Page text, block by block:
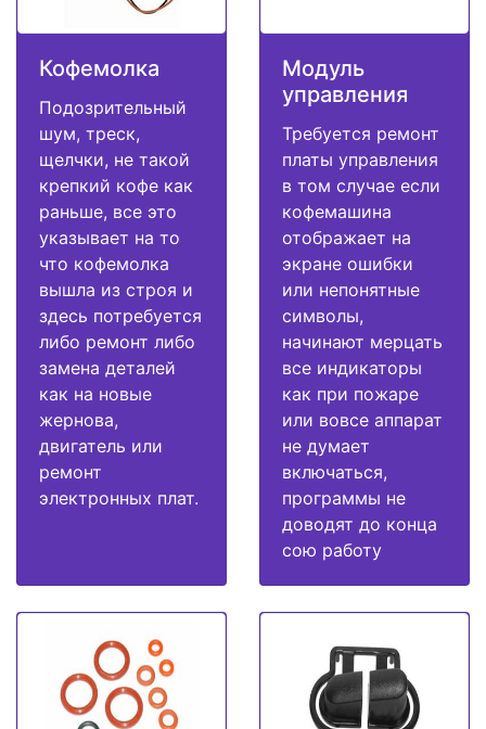
Кофемолка
Подозрительный
шум, треск,
щелчки, не такой
крепкий кофе как
раньше, все это
указывает на то
что кофемолка
вышла из строя и
здесь потребуется
либо ремонт либо
замена деталей
как на новые
жернова,
двигатель или
ремонт
электронных плат.
Модуль
управления
Требуется ремонт
платы управления
в том случае если
кофемашина
отображает на
экране ошибки
или непонятные
символы,
начинают мерцать
все индикаторы
как при пожаре
или вовсе аппарат
не думает
включаться,
программы не
доводят до конца
сою работу